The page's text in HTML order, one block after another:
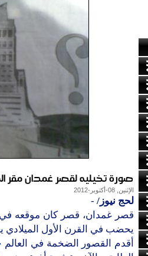
صورة تخيليه لقصر غمدان مقر
الإثنين, 08-أكتوبر-2012
لحج نيوز/ -
قصر غمدان، قصر كان موقعه في
يحضب في القرن الأول الميلادي
أقدم القصور الضخمة في